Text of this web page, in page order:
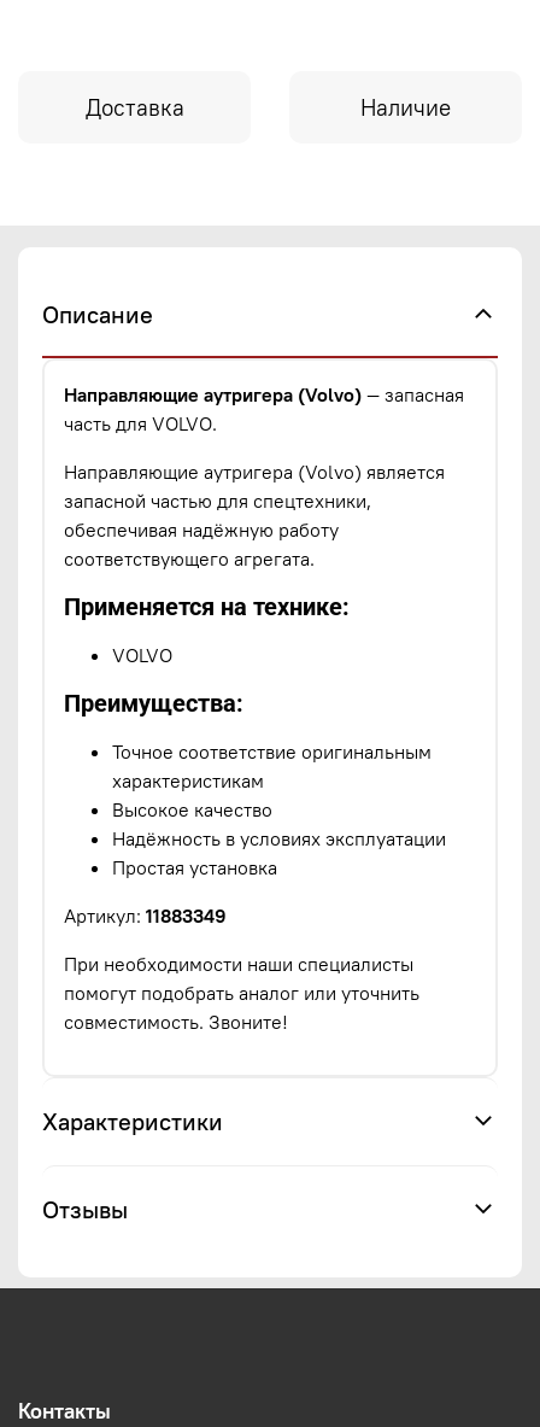
Доставка Наличие
Описание
Направляющие аутригера (Volvo) — запасная
часть для VOLVO.
Направляющие аутригера (Volvo) является
запасной частью для спецтехники,
обеспечивая надёжную работу
соответствующего агрегата.
Применяется на технике:
VOLVO
Преимущества:
Точное соответствие оригинальным
характеристикам
Высокое качество
Надёжность в условиях эксплуатации
Простая установка
Артикул: 11883349
При необходимости наши специалисты
помогут подобрать аналог или уточнить
совместимость. Звоните!
Характеристики
Отзывы
Контакты